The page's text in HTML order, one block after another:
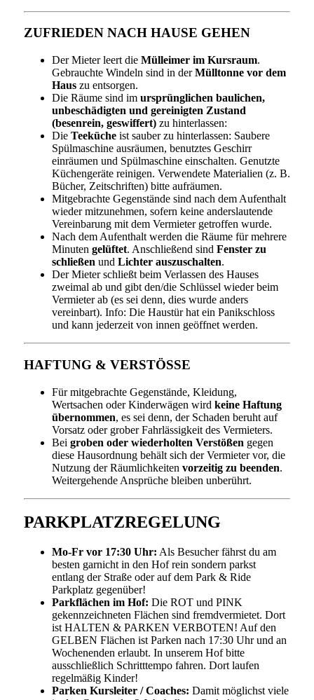
ZUFRIEDEN NACH HAUSE GEHEN
Der Mieter leert die Mülleimer im Kursraum.
Gebrauchte Windeln sind in derMülltonne vor dem
Hauszu entsorgen.
Die Räume sind im ursprünglichen baulichen,
unbeschädigten und gereinigten Zustand
(besenrein, geswiffert)zu hinterlassen:
Die Teekücheist sauber zu hinterlassen: Saubere
Spülmaschine ausräumen, benutztes Geschirr
einräumen und Spülmaschine einschalten. Genutzte
Küchengeräte reinigen. Verwendete Materialien (z. B.
Bücher, Zeitschriften) bitte aufräumen.
Mitgebrachte Gegenstände sind nach dem Aufenthalt
wieder mitzunehmen, sofern keine anderslautende
Vereinbarung mit dem Vermieter getroffen wurde.
Nach dem Aufenthalt werden die Räume für mehrere
Minuten gelüftet. Anschließend sind Fenster zu
schließen und Lichter auszuschalten.
Der Mieter schließt beim Verlassen des Hauses
zweimal ab und gibt den/die Schlüssel wieder beim
Vermieter ab (es sei denn, dies wurde anders
vereinbart). Info: Die Haustür hat ein Panikschloss
und kann jederzeit von innen geöffnet werden.
HAFTUNG & VERSTÖSSE
Für mitgebrachte Gegenstände, Kleidung,
Wertsachen oder Kinderwägen wird keine Haftung
übernommen, es sei denn, der Schaden beruht auf
Vorsatz oder grober Fahrlässigkeit des Vermieters.
Bei groben oder wiederholten Verstößen gegen
diese Hausordnung behält sich der Vermieter vor, die
Nutzung der Räumlichkeiten vorzeitig zu beenden.
Weitergehende Ansprüche bleiben unberührt.
PARKPLATZREGELUNG
Mo-Fr vor 17:30 Uhr: Als Besucher fährst du am
besten garnicht in den Hof rein sondern parkst
entlang der Straße oder auf dem Park & Ride
Parkplatz gegenüber!
Parkflächen im Hof: Die ROT und PINK
gekennzeichneten Flächen sind fremdvermietet. Dort
ist HALTEN & PARKEN VERBOTEN! Auf den
GELBEN Flächen ist Parken nach 17:30 Uhr und an
Wochenenden erlaubt. In unserem Hof bitte
ausschließlich Schritttempo fahren. Dort laufen
regelmäßig Kinder!
Parken Kursleiter / Coaches: Damit möglichst viele